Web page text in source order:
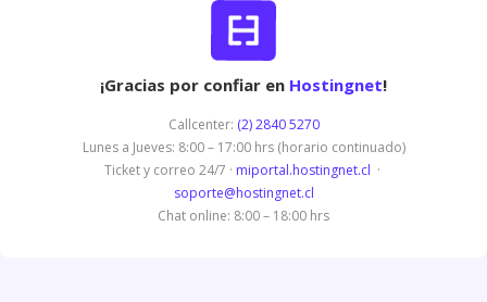
¡Gracias por confiar en Hostingnet!
Callcenter: (2) 2840 5270
Lunes a Jueves: 8:00 – 17:00 hrs (horario continuado)
Ticket y correo 24/7 · miportal.hostingnet.cl ·
soporte@hostingnet.cl
Chat online: 8:00 – 18:00 hrs